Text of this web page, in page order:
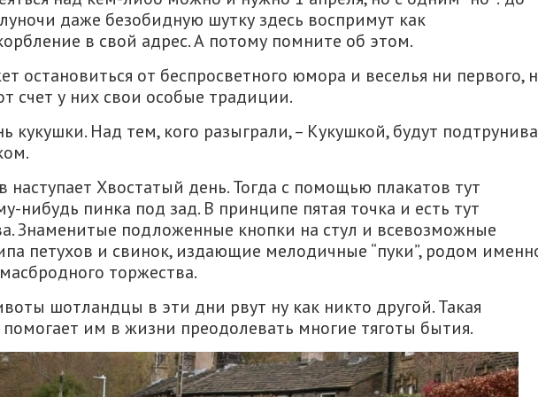
даже безобидную шутку здесь воспримут как
в свой адрес. А потому помните об этом.
остановиться от беспросветного юмора и веселья ни первого,
счет у них свои особые традиции.
кукушки. Над тем, кого разыграли, – Кукушкой, будут
наступает Хвостатый день. Тогда с помощью плакатов тут
нибудь пинка под зад. В принципе пятая точка и есть тут
Знаменитые подложенные кнопки на стул и всевозможные
петухов и свинок, издающие мелодичные “пуки”, родом
торжества.
шотландцы в эти дни рвут ну как никто другой. Такая
помогает им в жизни преодолевать многие тяготы бытия.